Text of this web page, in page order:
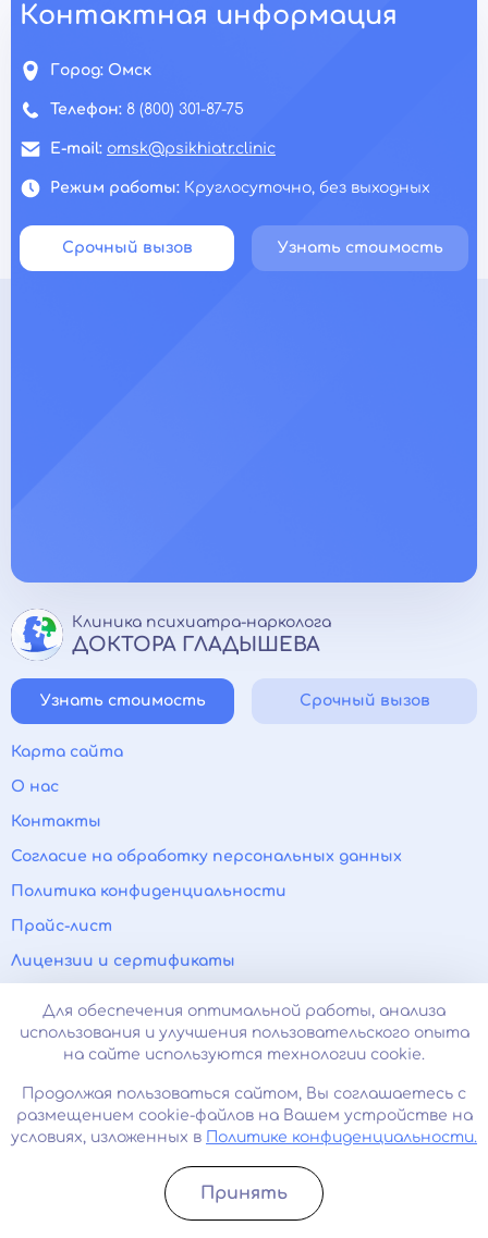
Контактная информация
Город: Омск
Телефон: 8 (800) 301-87-75
E-mail: omsk@psikhiatr.clinic
Режим работы: Круглосуточно, без выходных
Срочный вызов Узнать стоимость
Клиника психиатра-нарколога
ДОКТОРА ГЛАДЫШЕВА
Узнать стоимость Срочный вызов
Карта сайта
О нас
Контакты
Согласие на обработку персональных данных
Политика конфиденциальности
Прайс-лист
Лицензии и сертификаты
Нарколог на дом
Панические атаки
Вывод из запоя
Прокапаться от алкоголя
Записатьcя
Для обеспечения оптимальной работы, анализа
использования и улучшения пользовательского опыта
на сайте используются технологии cookie.
Продолжая пользоваться сайтом, Вы соглашаетесь с
размещением cookie-файлов на Вашем устройстве на
условиях, изложенных в
Политике конфиденциальности.
Принять